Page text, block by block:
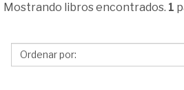
Horne,
Mostrando libros encontrados. 1